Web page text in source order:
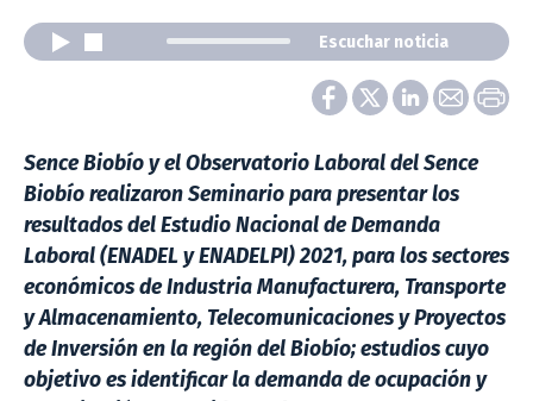
Escuchar noticia
Sence Biobío y el Observatorio Laboral del Sence
Biobío realizaron Seminario para presentar los
resultados del Estudio Nacional de Demanda
Laboral (ENADEL y ENADELPI) 2021, para los sectores
económicos de Industria Manufacturera, Transporte
y Almacenamiento, Telecomunicaciones y Proyectos
de Inversión en la región del Biobío; estudios cuyo
objetivo es identificar la demanda de ocupación y